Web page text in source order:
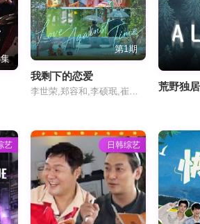
第1期
我剩下的恋爱
李世荣,郑容和,李硕珉,崔叡娜 荒野独
艺 日韩综艺